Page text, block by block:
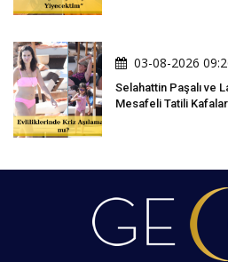
03-08-2026
Selahattin Paşalı ve
Mesafeli Tatili Kafaları